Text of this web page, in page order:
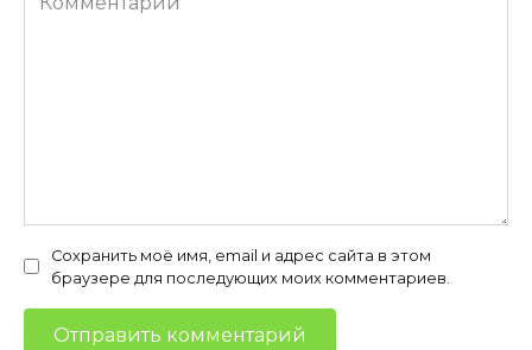
Сохранить моё имя, email и адрес сайта в этом
браузере для последующих моих комментариев.